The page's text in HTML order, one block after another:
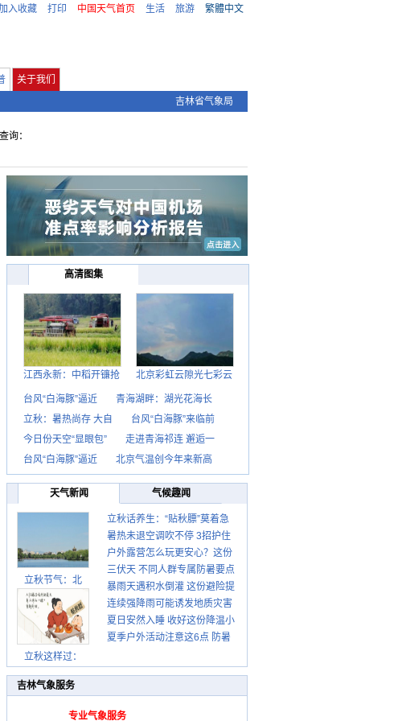
入收藏 打印 中国天气首页 生活 旅游 繁體中文
关于我们
吉林省气象局
询：
高清图集
江西永新：中稻开镰抢 北京彩虹云隙光七彩云
台风“白海豚”逼近
青海湖畔：湖光花海长
立秋：暑热尚存 大自
台风“白海豚”来临前
今日份天空“显眼包”
走进青海祁连 邂逅一
台风“白海豚”逼近
北京气温创今年来新高
天气新闻 气候趣闻
立秋节气：北
立秋这样过：
立秋话养生：“贴秋膘”莫着急
先清暑再防燥
暑热未退空调吹不停 3招护住
肩颈不酸痛
户外露营怎么玩更安心？这份
攻略请收好
三伏天 不同人群专属防暑要点
请收好
暴雨天遇积水倒灌 这份避险提
示请收好
连续强降雨可能诱发地质灾害
这些前兆要知道
夏日安然入睡 收好这份降温小
贴士
夏季户外活动注意这6点 防暑
吉林气象服务
专业气象服务